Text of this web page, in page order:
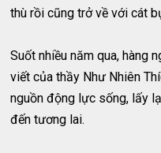
thù rồi cũng trở về với cát
Suốt nhiều năm qua, hàng
viết của thầy Như Nhiên
nguồn động lực sống, lấy
đến tương lai.